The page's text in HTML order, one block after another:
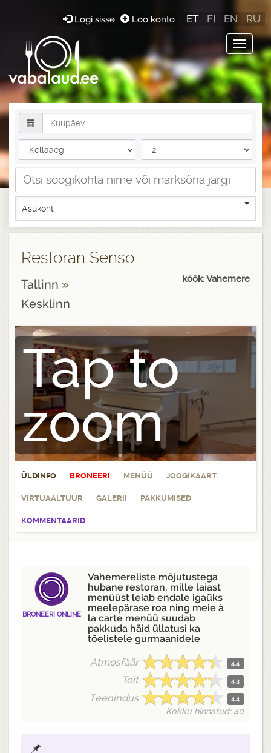
Toggle
Logi sisse Loo konto ET FI EN RU
Asukoht
Restoran Senso
Tallinn »
Kesklinn
köök: Vahemere
Tap to
zoom
ÜLDINFO BRONEERI MENÜÜ JOOGIKAART
VIRTUAALTUUR GALERII PAKKUMISED
KOMMENTAARID
BRONEERI ONLINE
Vahemereliste mõjutustega
hubane restoran, mille laiast
menüüst leiab endale igaüks
meelepärase roa ning meie à
la carte menüü suudab
pakkuda häid üllatusi ka
tõelistele gurmaanidele
Atmosfäär 4.4
Toit 4.3
Teenindus 4.4
Kokku hinnatud: 40